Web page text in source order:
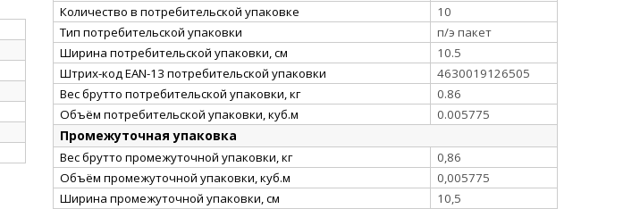
Количество в потребительской упаковке
10
Тип потребительской упаковки
п/э пакет
Ширина потребительской упаковки, см
10.5
Штрих-код EAN-13 потребительской упаковки
4630019126505
Вес брутто потребительской упаковки, кг
0.86
Объём потребительской упаковки, куб.м
0.005775
Промежуточная упаковка
Вес брутто промежуточной упаковки, кг
0,86
Объём промежуточной упаковки, куб.м
0,005775
Ширина промежуточной упаковки, см
10,5